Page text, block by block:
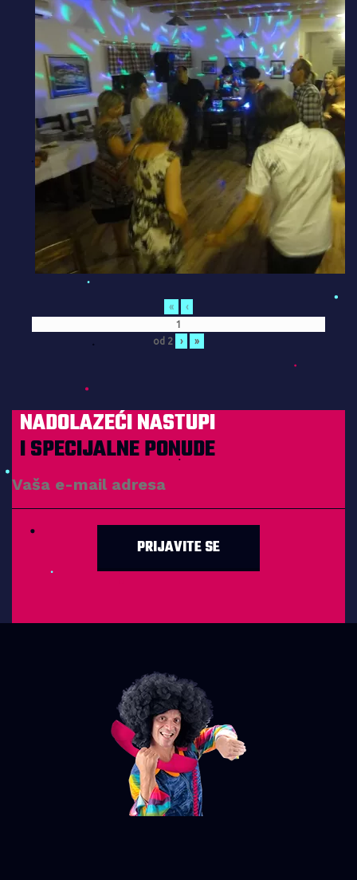
« ‹
od 2 › »
NADOLAZEĆI NASTUPI
I SPECIJALNE PONUDE
PRIJAVITE SE